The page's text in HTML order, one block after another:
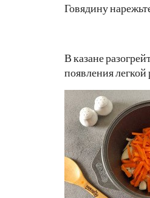
Говядину
В казане
появления